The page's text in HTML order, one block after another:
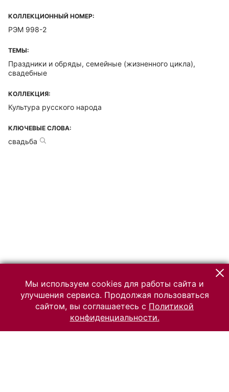
КОЛЛЕКЦИОННЫЙ НОМЕР:
РЭМ 998-2
ТЕМЫ:
Праздники и обряды, семейные (жизненного цикла),
свадебные
КОЛЛЕКЦИЯ:
Культура русского народа
КЛЮЧЕВЫЕ СЛОВА:
свадьба
Мы используем cookies для работы сайта и
улучшения сервиса. Продолжая пользоваться
сайтом, вы соглашаетесь с Политикой
конфиденциальности.